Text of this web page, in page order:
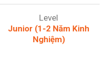
Level
Junior (1-2 Năm Kinh
Nghiệm)